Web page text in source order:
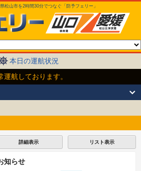
松山市を2時間30分でつなぐ「防予フェリー」
本日の運航状況
運航しております。
詳細表示 リスト表示
知らせ